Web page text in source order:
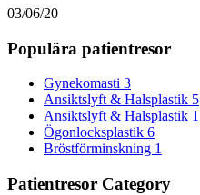
03/06/20
Populära patientresor
Gynekomasti 3
Ansiktslyft & Halsplastik 5
Ansiktslyft & Halsplastik 1
Ögonlocksplastik 6
Bröstförminskning 1
Patientresor Category